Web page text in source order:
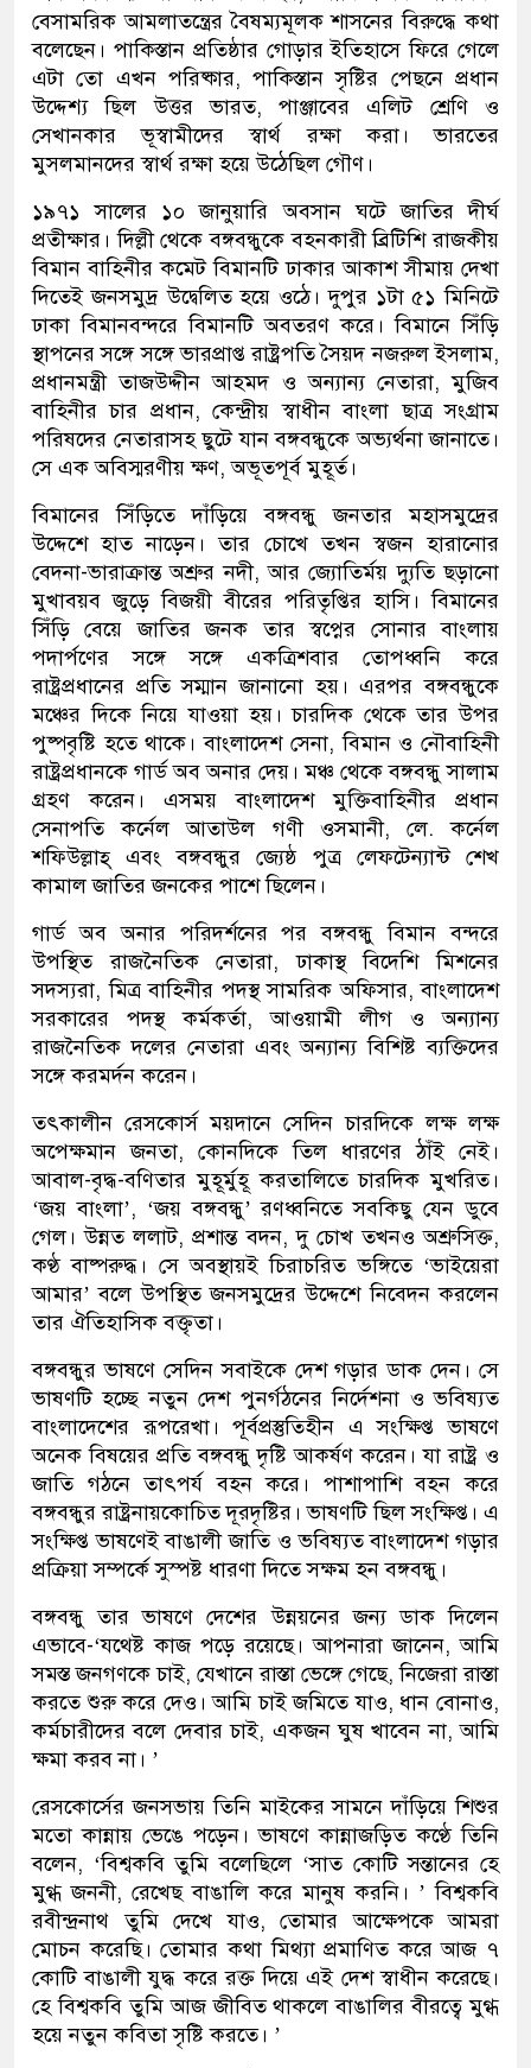
বেসামরিক আমলাতন্ত্রের বৈষম্যমূলক শাসনের বিরুদ্ধে কথা
বলেছেন। পাকিস্তান প্রতিষ্ঠার গোড়ার ইতিহাসে ফিরে গেলে
এটা তো এখন পরিষ্কার, পাকিস্তান সৃষ্টির পেছনে প্রধান
উদ্দেশ্য ছিল উত্তর ভারত, পাঞ্জাবের এলিট শ্রেণি ও
সেখানকার ভূস্বামীদের স্বার্থ রক্ষা করা। ভারতের
মুসলমানদের স্বার্থ রক্ষা হয়ে উঠেছিল গৌণ।
১৯৭১ সালের ১০ জানুয়ারি অবসান ঘটে জাতির দীর্ঘ
প্রতীক্ষার। দিল্লী থেকে বঙ্গবন্ধুকে বহনকারী ব্রিটিশি রাজকীয়
বিমান বাহিনীর কমেট বিমানটি ঢাকার আকাশ সীমায় দেখা
দিতেই জনসমুদ্র উদ্বেলিত হয়ে ওঠে। দুপুর ১টা ৫১ মিনিটে
ঢাকা বিমানবন্দরে বিমানটি অবতরণ করে। বিমানে সিঁড়ি
স্থাপনের সঙ্গে সঙ্গে ভারপ্রাপ্ত রাষ্ট্রপতি সৈয়দ নজরুল ইসলাম,
প্রধানমন্ত্রী তাজউদ্দীন আহমদ ও অন্যান্য নেতারা, মুজিব
বাহিনীর চার প্রধান, কেন্দ্রীয় স্বাধীন বাংলা ছাত্র সংগ্রাম
পরিষদের নেতারাসহ ছুটে যান বঙ্গবন্ধুকে অভ্যর্থনা জানাতে।
সে এক অবিস্মরণীয় ক্ষণ, অভূতপূর্ব মুহূর্ত।
বিমানের সিঁড়িতে দাঁড়িয়ে বঙ্গবন্ধু জনতার মহাসমুদ্রের
উদ্দেশে হাত নাড়েন। তার চোখে তখন স্বজন হারানোর
বেদনা-ভারাক্রান্ত অশ্রুর নদী, আর জ্যোতির্ময় দ্যুতি ছড়ানো
মুখাবয়ব জুড়ে বিজয়ী বীরের পরিতৃপ্তির হাসি। বিমানের
সিঁড়ি বেয়ে জাতির জনক তার স্বপ্নের সোনার বাংলায়
পদার্পণের সঙ্গে সঙ্গে একত্রিশবার তোপধ্বনি করে
রাষ্ট্রপ্রধানের প্রতি সম্মান জানানো হয়। এরপর বঙ্গবন্ধুকে
মঞ্চের দিকে নিয়ে যাওয়া হয়। চারদিক থেকে তার উপর
পুষ্পবৃষ্টি হতে থাকে। বাংলাদেশ সেনা, বিমান ও নৌবাহিনী
রাষ্ট্রপ্রধানকে গার্ড অব অনার দেয়। মঞ্চ থেকে বঙ্গবন্ধু সালাম
গ্রহণ করেন। এসময় বাংলাদেশ মুক্তিবাহিনীর প্রধান
সেনাপতি কর্নেল আতাউল গণী ওসমানী, লে. কর্নেল
শফিউল্লাহ্ এবং বঙ্গবন্ধুর জ্যেষ্ঠ পুত্র লেফটেন্যান্ট শেখ
কামাল জাতির জনকের পাশে ছিলেন।
গার্ড অব অনার পরিদর্শনের পর বঙ্গবন্ধু বিমান বন্দরে
উপস্থিত রাজনৈতিক নেতারা, ঢাকাস্থ বিদেশি মিশনের
সদস্যরা, মিত্র বাহিনীর পদস্থ সামরিক অফিসার, বাংলাদেশ
সরকারের পদস্থ কর্মকর্তা, আওয়ামী লীগ ও অন্যান্য
রাজনৈতিক দলের নেতারা এবং অন্যান্য বিশিষ্ট ব্যক্তিদের
সঙ্গে করমর্দন করেন।
তৎকালীন রেসকোর্স ময়দানে সেদিন চারদিকে লক্ষ লক্ষ
অপেক্ষমান জনতা, কোনদিকে তিল ধারণের ঠাঁই নেই।
আবাল-বৃদ্ধ-বণিতার মুহূর্মুহূ করতালিতে চারদিক মুখরিত।
‘জয় বাংলা’, ‘জয় বঙ্গবন্ধু’ রণধ্বনিতে সবকিছু যেন ডুবে
গেল। উন্নত ললাট, প্রশান্ত বদন, দু চোখ তখনও অশ্রুসিক্ত,
কণ্ঠ বাষ্পরুদ্ধ। সে অবস্থায়ই চিরাচরিত ভঙ্গিতে ‘ভাইয়েরা
আমার’ বলে উপস্থিত জনসমুদ্রের উদ্দেশে নিবেদন করলেন
তার ঐতিহাসিক বক্তৃতা।
বঙ্গবন্ধুর ভাষণে সেদিন সবাইকে দেশ গড়ার ডাক দেন। সে
ভাষণটি হচ্ছে নতুন দেশ পুনর্গঠনের নির্দেশনা ও ভবিষ্যত
বাংলাদেশের রূপরেখা। পূর্বপ্রস্তুতিহীন এ সংক্ষিপ্ত ভাষণে
অনেক বিষয়ের প্রতি বঙ্গবন্ধু দৃষ্টি আকর্ষণ করেন। যা রাষ্ট্র ও
জাতি গঠনে তাৎপর্য বহন করে। পাশাপাশি বহন করে
বঙ্গবন্ধুর রাষ্ট্রনায়কোচিত দূরদৃষ্টির। ভাষণটি ছিল সংক্ষিপ্ত। এ
সংক্ষিপ্ত ভাষণেই বাঙালী জাতি ও ভবিষ্যত বাংলাদেশ গড়ার
প্রক্রিয়া সম্পর্কে সুস্পষ্ট ধারণা দিতে সক্ষম হন বঙ্গবন্ধু।
বঙ্গবন্ধু তার ভাষণে দেশের উন্নয়নের জন্য ডাক দিলেন
এভাবে-‘যথেষ্ট কাজ পড়ে রয়েছে। আপনারা জানেন, আমি
সমস্ত জনগণকে চাই, যেখানে রাস্তা ভেঙ্গে গেছে, নিজেরা রাস্তা
করতে শুরু করে দেও। আমি চাই জমিতে যাও, ধান বোনাও,
কর্মচারীদের বলে দেবার চাই, একজন ঘুষ খাবেন না, আমি
ক্ষমা করব না। ’
রেসকোর্সের জনসভায় তিনি মাইকের সামনে দাঁড়িয়ে শিশুর
মতো কান্নায় ভেঙে পড়েন। ভাষণে কান্নাজড়িত কণ্ঠে তিনি
বলেন, ‘বিশ্বকবি তুমি বলেছিলে ‘সাত কোটি সন্তানের হে
মুগ্ধ জননী, রেখেছ বাঙালি করে মানুষ করনি। ’ বিশ্বকবি
রবীন্দ্রনাথ তুমি দেখে যাও, তোমার আক্ষেপকে আমরা
মোচন করেছি। তোমার কথা মিথ্যা প্রমাণিত করে আজ ৭
কোটি বাঙালী যুদ্ধ করে রক্ত দিয়ে এই দেশ স্বাধীন করেছে।
হে বিশ্বকবি তুমি আজ জীবিত থাকলে বাঙালির বীরত্বে মুগ্ধ
হয়ে নতুন কবিতা সৃষ্টি করতে। ’